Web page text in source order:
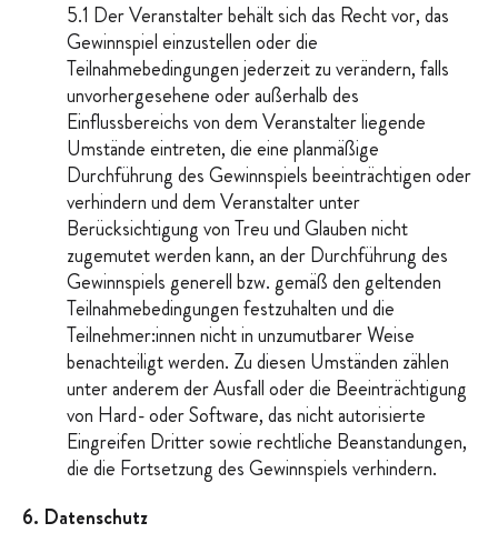
5.1 Der Veranstalter behält sich das Recht vor, das
Gewinnspiel einzustellen oder die
Teilnahmebedingungen jederzeit zu verändern, falls
unvorhergesehene oder außerhalb des
Einflussbereichs von dem Veranstalter liegende
Umstände eintreten, die eine planmäßige
Durchführung des Gewinnspiels beeinträchtigen oder
verhindern und dem Veranstalter unter
Berücksichtigung von Treu und Glauben nicht
zugemutet werden kann, an der Durchführung des
Gewinnspiels generell bzw. gemäß den geltenden
Teilnahmebedingungen festzuhalten und die
Teilnehmer:innen nicht in unzumutbarer Weise
benachteiligt werden. Zu diesen Umständen zählen
unter anderem der Ausfall oder die Beeinträchtigung
von Hard- oder Software, das nicht autorisierte
Eingreifen Dritter sowie rechtliche Beanstandungen,
die die Fortsetzung des Gewinnspiels verhindern.
6. Datenschutz